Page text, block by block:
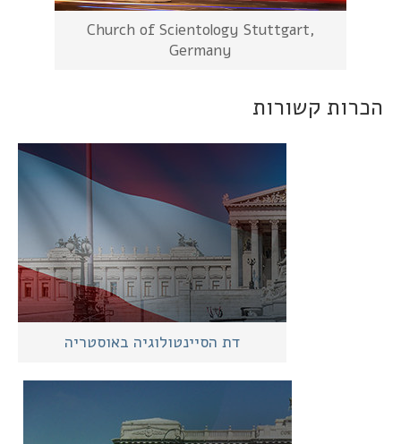
Church of Scientology Stuttgart,
Germany
קשורות
דת הסיינטולוגיה באוסטריה